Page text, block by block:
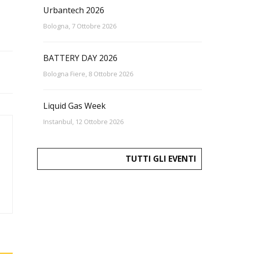
Urbantech 2026
Bologna, 7 Ottobre 2026
BATTERY DAY 2026
Bologna Fiere, 8 Ottobre 2026
Liquid Gas Week
Instanbul, 12 Ottobre 2026
TUTTI GLI EVENTI